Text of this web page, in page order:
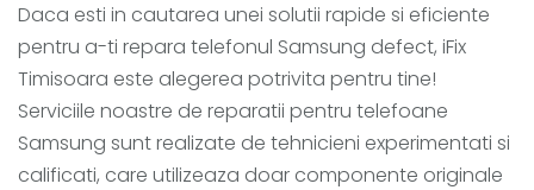
Daca esti in cautarea unei solutii rapide si eficiente
pentru a-ti repara telefonul Samsung defect, iFix
Timisoara este alegerea potrivita pentru tine!
Serviciile noastre de reparatii pentru telefoane
Samsung sunt realizate de tehnicieni experimentati si
calificati, care utilizeaza doar componente originale